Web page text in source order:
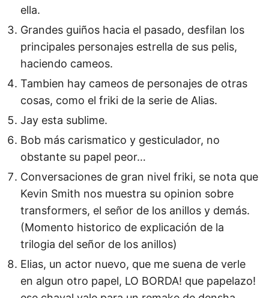
ella.
Grandes guiños hacia el pasado, desfilan los
principales personajes estrella de sus pelis,
haciendo cameos.
Tambien hay cameos de personajes de otras
cosas, como el friki de la serie de Alias.
Jay esta sublime.
Bob más carismatico y gesticulador, no
obstante su papel peor…
Conversaciones de gran nivel friki, se nota que
Kevin Smith nos muestra su opinion sobre
transformers, el señor de los anillos y demás.
(Momento historico de explicación de la
trilogia del señor de los anillos)
Elias, un actor nuevo, que me suena de verle
en algun otro papel, LO BORDA! que papelazo!